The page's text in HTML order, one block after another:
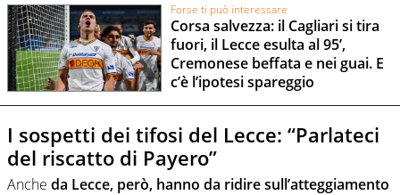
Forse ti può interessare
Corsa salvezza: il Cagliari si tira
fuori, il Lecce esulta al 95’,
Cremonese beffata e nei guai. E
c’è l’ipotesi spareggio
I sospetti dei tifosi del Lecce: “Parlateci
del riscatto di Payero”
Anche da Lecce, però, hanno da ridire sull’atteggiamento